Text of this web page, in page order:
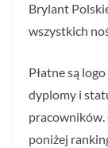
Brylant
wszystkich
Płatne są
dyplomy i
poniżej